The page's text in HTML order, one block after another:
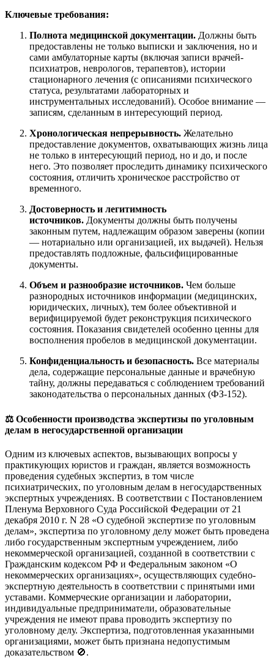
Ключевые требования:
Полнота медицинской документации. Должны быть
предоставлены не только выписки и заключения, но и
сами амбулаторные карты (включая записи врачей-
психиатров, неврологов, терапевтов), истории
стационарного лечения (с описаниями психического
статуса, результатами лабораторных и
инструментальных исследований). Особое внимание —
записям, сделанным в интересующий период.
Хронологическая непрерывность. Желательно
предоставление документов, охватывающих жизнь лица
не только в интересующий период, но и до, и после
него. Это позволяет проследить динамику психического
состояния, отличить хроническое расстройство от
временного.
Достоверность и легитимность
источников. Документы должны быть получены
законным путем, надлежащим образом заверены (копии
— нотариально или организацией, их выдачей). Нельзя
предоставлять подложные, фальсифицированные
документы.
Объем и разнообразие источников. Чем больше
разнородных источников информации (медицинских,
юридических, личных), тем более объективной и
верифицируемой будет реконструкция психического
состояния. Показания свидетелей особенно ценны для
восполнения пробелов в медицинской документации.
Конфиденциальность и безопасность. Все материалы
дела, содержащие персональные данные и врачебную
тайну, должны передаваться с соблюдением требований
законодательства о персональных данных (ФЗ-152).
⚖️ Особенности производства экспертизы по уголовным
делам в негосударственной организации
Одним из ключевых аспектов, вызывающих вопросы у
практикующих юристов и граждан, является возможность
проведения судебных экспертиз, в том числе
психиатрических, по уголовным делам в негосударственных
экспертных учреждениях. В соответствии с Постановлением
Пленума Верховного Суда Российской Федерации от 21
декабря 2010 г. N 28 «О судебной экспертизе по уголовным
делам», экспертиза по уголовному делу может быть проведена
либо государственным экспертным учреждением, либо
некоммерческой организацией, созданной в соответствии с
Гражданским кодексом РФ и Федеральным законом «О
некоммерческих организациях», осуществляющих судебно-
экспертную деятельность в соответствии с принятыми ими
уставами. Коммерческие организации и лаборатории,
индивидуальные предприниматели, образовательные
учреждения не имеют права проводить экспертизу по
уголовному делу. Экспертиза, подготовленная указанными
организациями, может быть признана недопустимым
доказательством 🚫.